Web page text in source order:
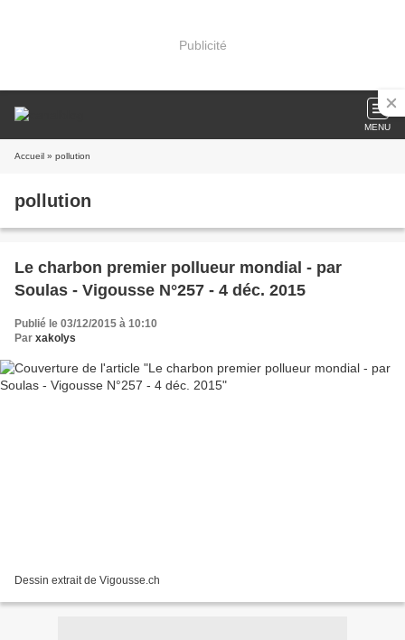
Publicité
MENU
Accueil » pollution
pollution
Le charbon premier pollueur mondial - par
Soulas - Vigousse N°257 - 4 déc. 2015
Publié le 03/12/2015 à 10:10
Par xakolys
Dessin extrait de Vigousse.ch